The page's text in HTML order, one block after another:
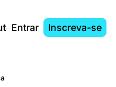
Entrar Inscreva-se